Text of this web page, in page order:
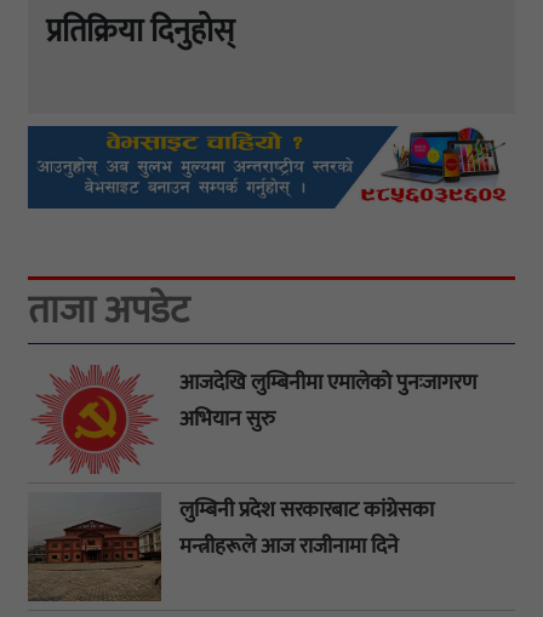
प्रतिक्रिया दिनुहोस्
ताजा अपडेट
आजदेखि लुम्बिनीमा एमालेको पुनःजागरण
अभियान सुरु
लुम्बिनी प्रदेश सरकारबाट कांग्रेसका
मन्त्रीहरूले आज राजीनामा दिने